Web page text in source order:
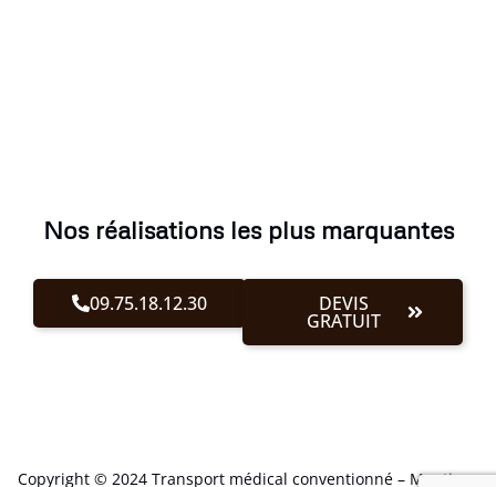
Nos réalisations les plus marquantes
09.75.18.12.30 DEVIS
GRATUIT
Copyright © 2024 Transport médical conventionné – Mentions